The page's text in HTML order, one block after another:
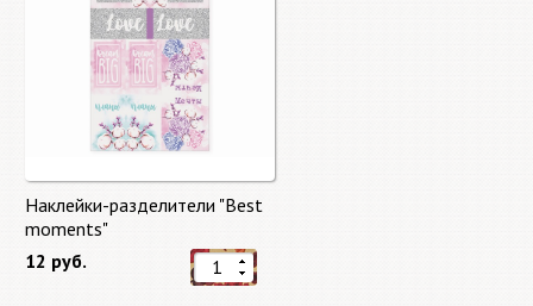
Наклейки-разделители "Best
moments"
12 руб.